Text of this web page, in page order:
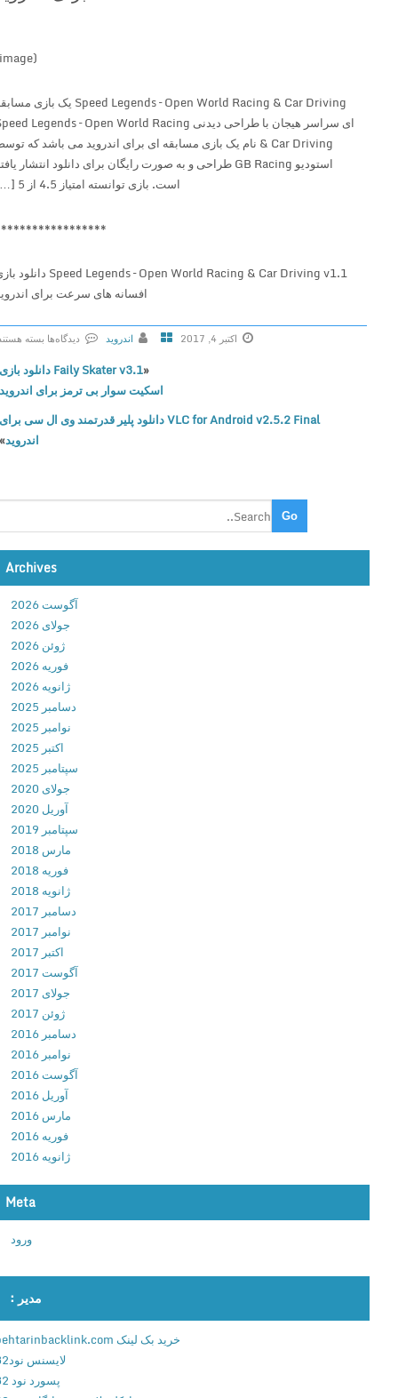
Speed Legends – Open World Racing & Car Driving یک بازی مسابقه
ای سراسر هیجان با طراحی دیدنی Speed Legends – Open World Racing
& Car Driving نام یک بازی مسابقه ای برای اندروید می باشد که توسط
استودیو GB Racing طراحی و به صورت رایگان برای دانلود انتشار یافته
است. بازی توانسته امتیاز 4.5 از 5 […]
******************
Speed Legends – Open World Racing & Car Driving v1.1 دانلود بازی
افسانه های سرعت برای اندروید
اکتبر 4, 2017 اندروید
دیدگاه‌ها
ر
ا
ی
e
g
e
n
d
s
–
O
p
n
W
o
r
l
d
R
a
c
n
g
&
C
a
r
D
r
i
v
g
.
د
ا
بسته هستند
Faily Skater v3.1 دانلود بازی
اسکیت سوار بی ترمز برای اندروید
VLC for Android v2.5.2 Final دانلود پلیر قدرتمند وی ال سی برای
اندروید»
Archives
آگوست 2026
جولای 2026
ژوئن 2026
فوریه 2026
ژانویه 2026
دسامبر 2025
نوامبر 2025
سپتامبر 2025
جولای 2020
آوریل 2020
سپتامبر 2019
مارس 2018
فوریه 2018
ژانویه 2018
دسامبر 2017
نوامبر 2017
آگوست 2017
جولای 2017
ژوئن 2017
دسامبر 2016
نوامبر 2016
آگوست 2016
آوریل 2016
مارس 2016
فوریه 2016
ژانویه 2016
Meta
مدیر :
خرید بک لینک behtarinbacklink.com
لایسنس نود32
پسورد نود 32